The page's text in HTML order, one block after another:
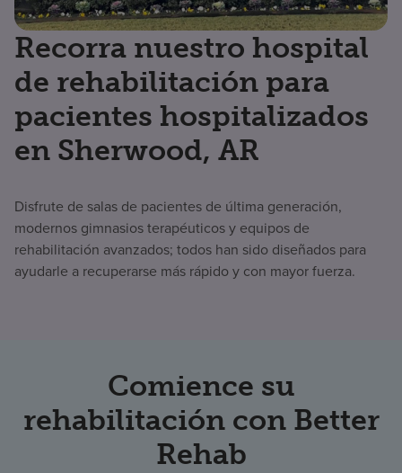
Recorra nuestro hospital
de rehabilitación para
pacientes hospitalizados
en Sherwood, AR
Disfrute de salas de pacientes de última generación,
modernos gimnasios terapéuticos y equipos de
rehabilitación avanzados; todos han sido diseñados para
ayudarle a recuperarse más rápido y con mayor fuerza.
Comience su
rehabilitación con Better
Rehab